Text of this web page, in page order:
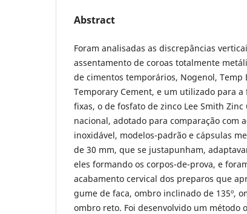
Abstract
Foram analisadas as discrepâncias
assentamento de coroas totalmente
de cimentos temporários, Nogenol, Temp
Temporary Cement, e um utilizado para
fixas, o de fosfato de zinco Lee Smith
nacional, adotado para comparação com
inoxidável, modelos-padrão e cápsulas
de 30 mm, que se justapunham,
eles formando os corpos-de-prova, e
acabamento cervical dos preparos que
gume de faca, ombro inclinado de 135º,
ombro reto. Foi desenvolvido um método